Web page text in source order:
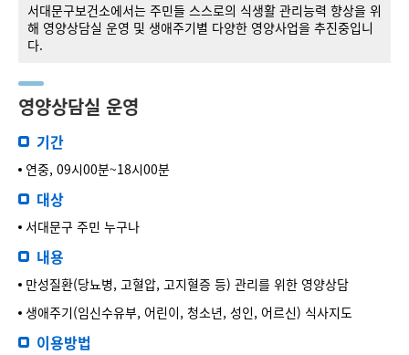
서대문구보건소에서는 주민들 스스로의 식생활 관리능력 향상을 위
해 영양상담실 운영 및 생애주기별 다양한 영양사업을 추진중입니
다.
영양상담실 운영
기간
연중, 09시00분~18시00분
대상
서대문구 주민 누구나
내용
만성질환(당뇨병, 고혈압, 고지혈증 등) 관리를 위한 영양상담
생애주기(임신수유부, 어린이, 청소년, 성인, 어르신) 식사지도
이용방법